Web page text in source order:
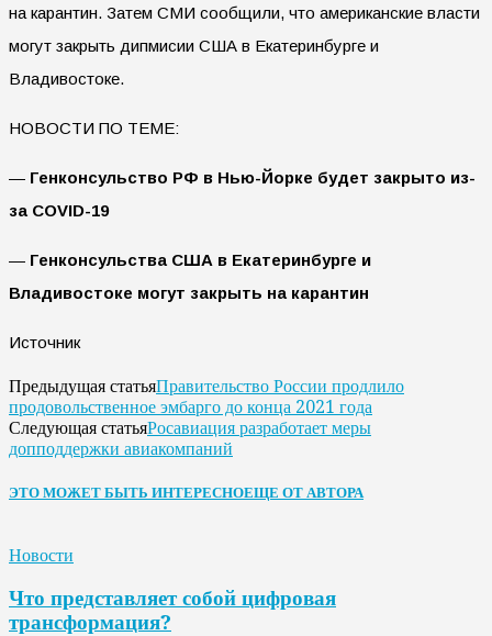
на карантин. Затем СМИ сообщили, что американские власти
могут закрыть дипмисии США в Екатеринбурге и
Владивостоке.
НОВОСТИ ПО ТЕМЕ:
— Генконсульство РФ в Нью-Йорке будет закрыто из-
за COVID-19
— Генконсульства США в Екатеринбурге и
Владивостоке могут закрыть на карантин
Источник
Предыдущая статьяПравительство России продлило
продовольственное эмбарго до конца 2021 года
Следующая статьяРосавиация разработает меры
допподдержки авиакомпаний
ЭТО МОЖЕТ БЫТЬ ИНТЕРЕСНОЕЩЕ ОТ АВТОРА
Новости
Что представляет собой цифровая
трансформация?